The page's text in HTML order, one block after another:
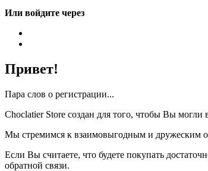
Или войдите через
Привет!
Пара слов о регистрации...
Choclatier Store создан для того, чтобы Вы
Мы стремимся к взаимовыгодным и дружеским
Если Вы считаете, что будете покупать
обратной связи.